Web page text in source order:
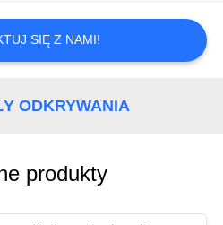
SIĘ Z NAMI!
ODKRYWANIA
produkty